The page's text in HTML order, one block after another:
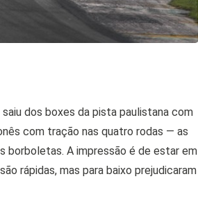
dos boxes da pista paulistana com
com tração nas quatro rodas — as
borboletas. A impressão é de estar em
rápidas, mas para baixo prejudicaram